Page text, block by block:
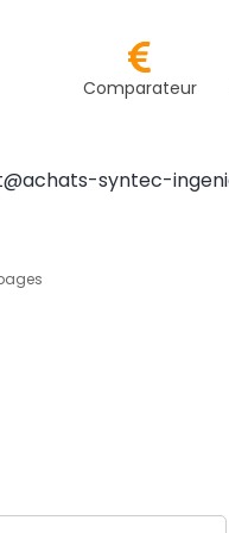
Comparateur
syntec-